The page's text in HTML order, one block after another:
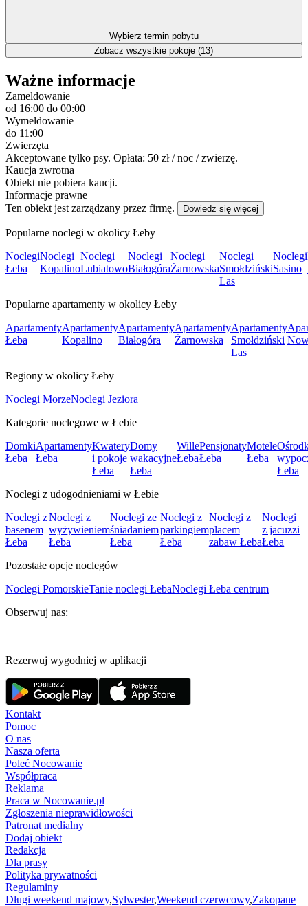
Wybierz termin pobytu
Zobacz wszystkie pokoje (13)
Ważne informacje
Zameldowanie
od 16:00 do 00:00
Wymeldowanie
do 11:00
Zwierzęta
Akceptowane tylko psy. Opłata: 50 zł / noc / zwierzę.
Kaucja zwrotna
Obiekt nie pobiera kaucji.
Informacje prawne
Ten obiekt jest zarządzany przez firmę.
Dowiedz się więcej
Popularne noclegi w okolicy Łeby
Noclegi
Łeba
Noclegi
Kopalino
Noclegi
Lubiatowo
Noclegi
Białogóra
Noclegi
Żarnowska
Noclegi
Smołdziński
Las
Noclegi
Sasino
Popularne apartamenty w okolicy Łeby
Apartamenty
Łeba
Apartamenty
Kopalino
Apartamenty
Białogóra
Apartamenty
Żarnowska
Apartamenty
Smołdziński
Las
Regiony w okolicy Łeby
Noclegi MorzeNoclegi Jeziora
Kategorie noclegowe w Łebie
Domki
Łeba
Apartamenty
Łeba
Kwatery
i pokoje
Łeba
Domy
wakacyjne
Łeba
Wille
Łeba
Pensjonaty
Łeba
Motele
Łeba
Łeba
Noclegi z udogodnieniami w Łebie
Noclegi z
basenem
Łeba
Noclegi z
wyżywieniem
Łeba
Noclegi ze
śniadaniem
Łeba
Noclegi z
parkingiem
Łeba
Noclegi z
placem
zabaw Łeba
Noclegi
z jacuzzi
Łeba
Pozostałe opcje noclegów
Noclegi PomorskieTanie noclegi ŁebaNoclegi Łeba centrum
Obserwuj nas:
Rezerwuj wygodniej w aplikacji
Kontakt
Pomoc
O nas
Nasza oferta
Poleć Nocowanie
Współpraca
Reklama
Praca w Nocowanie.pl
Zgłoszenia nieprawidłowości
Patronat medialny
Dodaj obiekt
Redakcja
Dla prasy
Polityka prywatności
Regulaminy
Długi weekend majowy,Sylwester,Weekend czerwcowy,Zakopane